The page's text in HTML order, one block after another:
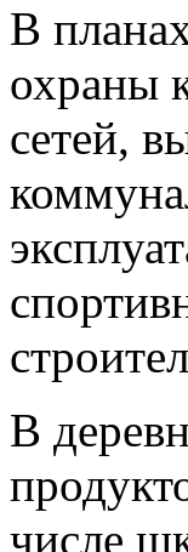
В
охраны
сетей,
В
числе